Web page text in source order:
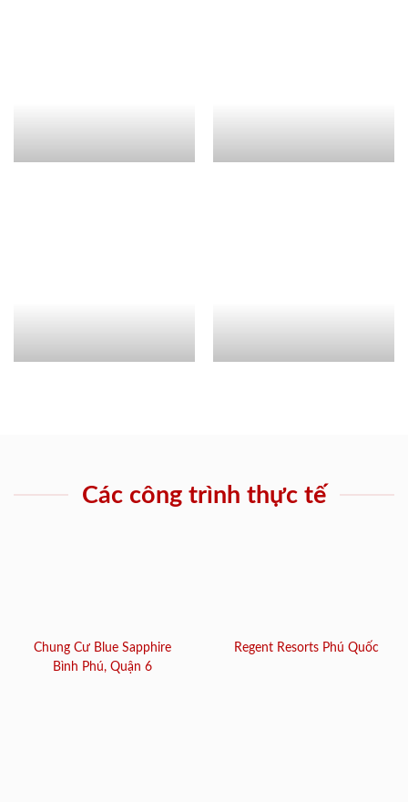
Các công trình thực tế
Chung Cư Blue Sapphire
Bình Phú, Quận 6
Regent Resorts Phú Quốc